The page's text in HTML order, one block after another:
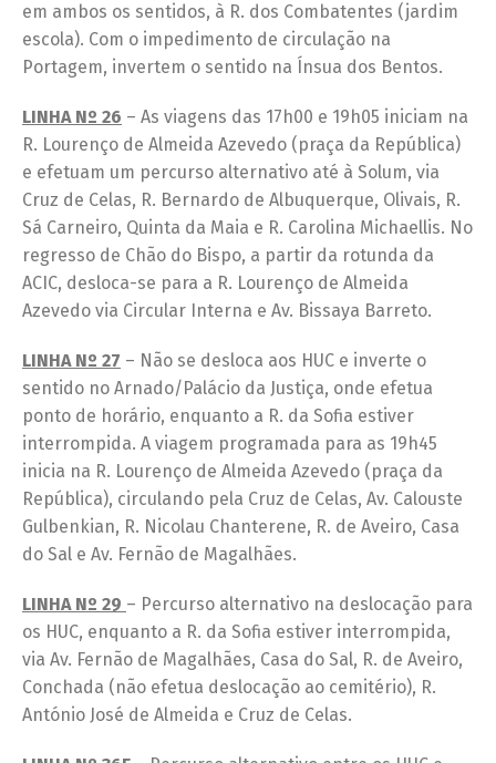
em ambos os sentidos, à R. dos Combatentes (jardim
escola). Com o impedimento de circulação na
Portagem, invertem o sentido na Ínsua dos Bentos.
LINHA Nº 26 – As viagens das 17h00 e 19h05 iniciam na
R. Lourenço de Almeida Azevedo (praça da República)
e efetuam um percurso alternativo até à Solum, via
Cruz de Celas, R. Bernardo de Albuquerque, Olivais, R.
Sá Carneiro, Quinta da Maia e R. Carolina Michaellis. No
regresso de Chão do Bispo, a partir da rotunda da
ACIC, desloca-se para a R. Lourenço de Almeida
Azevedo via Circular Interna e Av. Bissaya Barreto.
LINHA Nº 27 – Não se desloca aos HUC e inverte o
sentido no Arnado/Palácio da Justiça, onde efetua
ponto de horário, enquanto a R. da Sofia estiver
interrompida. A viagem programada para as 19h45
inicia na R. Lourenço de Almeida Azevedo (praça da
República), circulando pela Cruz de Celas, Av. Calouste
Gulbenkian, R. Nicolau Chanterene, R. de Aveiro, Casa
do Sal e Av. Fernão de Magalhães.
LINHA Nº 29 – Percurso alternativo na deslocação para
os HUC, enquanto a R. da Sofia estiver interrompida,
via Av. Fernão de Magalhães, Casa do Sal, R. de Aveiro,
Conchada (não efetua deslocação ao cemitério), R.
António José de Almeida e Cruz de Celas.